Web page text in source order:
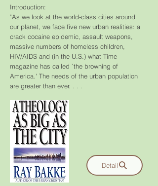
Introduction:
"As we look at the world-class cities around
our planet, we face five new urban realities: a
crack cocaine epidemic, assault weapons,
massive numbers of homeless children,
HIV/AIDS and (in the U.S.) what Time
magazine has called `the browning of
America.' The needs of the urban population
are greater than ever. . . .
Detail